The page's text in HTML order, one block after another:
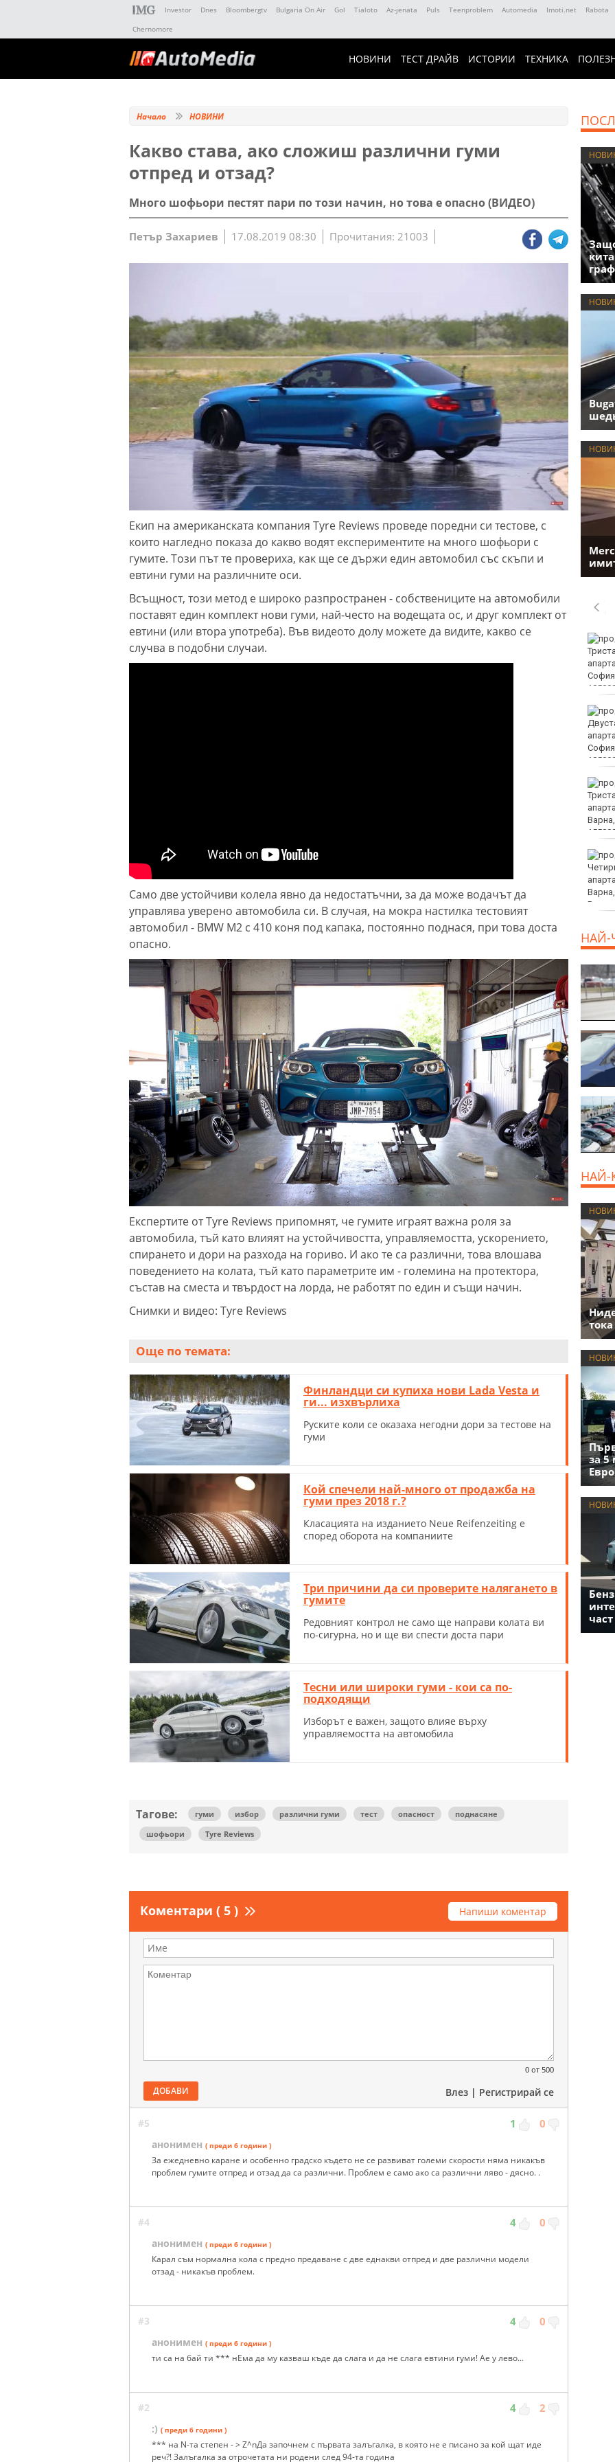
Investor Dnes Bloombergtv Bulgaria On Air Gol Tialoto Az-jenata Puls Teenproblem Automedia Imoti.net Rabota
Chernomore
НОВИНИ ТЕСТ ДРАЙВ ИСТОРИИ ТЕХНИКА
Начало НОВИНИ
Какво става, ако сложиш различни гуми
отпред и отзад?
Много шофьори пестят пари по този начин, но това е опасно (ВИДЕО)
Петър Захариев 17.08.2019 08:30 Прочитания: 21003
Екип на американската компания Tyre Reviews проведе поредни си тестове, с
които нагледно показа до какво водят експериментите на много шофьори с
гумите. Този път те провериха, как ще се държи един автомобил със скъпи и
евтини гуми на различните оси.
Всъщност, този метод е широко разпространен - собствениците на автомобили
поставят един комплект нови гуми, най-често на водещата ос, и друг комплект от
евтини (или втора употреба). Във видеото долу можете да видите, какво се
случва в подобни случаи.
Само две устойчиви колела явно да недостатъчни, за да може водачът да
управлява уверено автомобила си. В случая, на мокра настилка тестовият
автомобил - BMW M2 с 410 коня под капака, постоянно поднася, при това доста
опасно.
Експертите от Tyre Reviews припомнят, че гумите играят важна роля за
автомобила, тъй като влияят на устойчивостта, управляемостта, ускорението,
спирането и дори на разхода на гориво. И ако те са различни, това влошава
поведението на колата, тъй като параметрите им - големина на протектора,
състав на сместа и твърдост на лорда, не работят по един и същи начин.
Снимки и видео: Tyre Reviews
Още по темата:
Финландци си купиха нови Lada Vesta и
ги... изхвърлиха
Руските коли се оказаха негодни дори за тестове на
гуми
Кой спечели най-много от продажба на
гуми през 2018 г.?
Класацията на изданието Neue Reifenzeiting е
според оборота на компаниите
Три причини да си проверите налягането в
гумите
Редовният контрол не само ще направи колата ви
по-сигурна, но и ще ви спести доста пари
Тесни или широки гуми - кои са по-
подходящи
Изборът е важен, защото влияе върху
управляемостта на автомобила
Тагове: гуми избор различни гуми тест опасност
поднасяне
шофьори
Tyre Reviews
Коментари ( 5 ) Напиши коментар
0 от 500
ДОБАВИ Влез | Регистрирай се
#5 1 0
анонимен ( преди 6 години )
За ежедневно каране и особенно градско където не се развиват големи скорости няма никакъв
проблем гумите отпред и отзад да са различни. Проблем е само ако са различни ляво - дясно. .
#4 4 0
анонимен ( преди 6 години )
Карал съм нормална кола с предно предаване с две еднакви отпред и две различни модели
отзад - никакъв проблем.
#3 4 0
анонимен ( преди 6 години )
ти са на бай ти *** нЕма да му казваш къде да слага и да не слага евтини гуми! Ае у лево...
#2 4 2
:) ( преди 6 години )
*** на N-та степен - > Z^nДа започнем с първата залъгалка, в която не е писано за кой щат иде
реч?! Залъгалка за отрочетата ни родени след 94-та година
Тийнейджърите били
си на Младежкия хълм в
жилища с "Акт 16"
НАЙ-
НАЙ-
за 5
част